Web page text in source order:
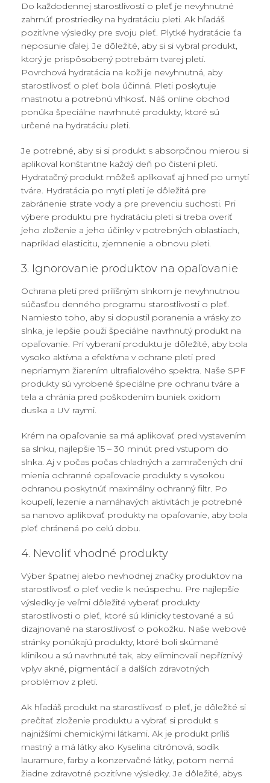
Do každodennej starostlivosti o pleť je nevyhnutné
zahrnúť prostriedky na hydratáciu pleti. Ak hľadáš
pozitívne výsledky pre svoju pleť. Plytké hydratácie ťa
neposunie ďalej. Je dôležité, aby si si vybral produkt,
ktorý je prispôsobený potrebám tvarej pleti.
Povrchová hydratácia na koži je nevyhnutná, aby
starostlivosť o pleť bola účinná. Pleti poskytuje
mastnotu a potrebnú vlhkosť. Náš online obchod
ponúka špeciálne navrhnuté produkty, ktoré sú
určené na hydratáciu pleti.
Je potrebné, aby si si produkt s absorpčnou mierou si
aplikoval konštantne každý deň po čistení pleti.
Hydratačný produkt môžeš aplikovať aj hneď po umytí
tváre. Hydratácia po mytí pleti je dôležitá pre
zabránenie strate vody a pre prevenciu suchosti. Pri
výbere produktu pre hydratáciu pleti si treba overiť
jeho zloženie a jeho účinky v potrebných oblastiach,
napríklad elasticitu, zjemnenie a obnovu pleti.
3. Ignorovanie produktov na opaľovanie
Ochrana pleti pred prílišným slnkom je nevyhnutnou
súčasťou denného programu starostlivosti o pleť.
Namiesto toho, aby si dopustil poranenia a vrásky zo
slnka, je lepšie použi špeciálne navrhnutý produkt na
opaľovanie. Pri vyberaní produktu je dôležité, aby bola
vysoko aktívna a efektívna v ochrane pleti pred
nepriamym žiarením ultrafialového spektra. Naše SPF
produkty sú vyrobené špeciálne pre ochranu tváre a
tela a chránia pred poškodením buniek oxidom
dusíka a UV raymi.
Krém na opaľovanie sa má aplikovať pred vystavením
sa slnku, najlepšie 15 – 30 minút pred vstupom do
slnka. Aj v počas počas chladných a zamračených dní
mienia ochranné opaľovacie produkty s vysokou
ochranou poskytnúť maximálny ochranný filtr. Po
koupelí, lezenie a namáhavých aktivitách je potrebné
sa nanovo aplikovať produkty na opaľovanie, aby bola
pleť chránená po celú dobu.
4. Nevoliť vhodné produkty
Výber špatnej alebo nevhodnej značky produktov na
starostlivosť o pleť vedie k neúspechu. Pre najlepšie
výsledky je veľmi dôležité vyberať produkty
starostlivosti o pleť, ktoré sú klinicky testované a sú
dizajnované na starostlivosť o pokožku. Naše webové
stránky ponúkajú produkty, ktoré boli skúmané
klinikou a sú navrhnuté tak, aby eliminovali nepříznivý
vplyv akné, pigmentácií a dalších zdravotných
problémov z pleti.
Ak hľadáš produkt na starostlivosť o pleť, je dôležité si
prečítať zloženie produktu a vybrať si produkt s
najnižšími chemickými látkami. Ak je produkt príliš
mastný a má látky ako Kyselina citrónová, sodík
lauramure, farby a konzervačné látky, potom nemá
žiadne zdravotné pozitívne výsledky. Je dôležité, abys